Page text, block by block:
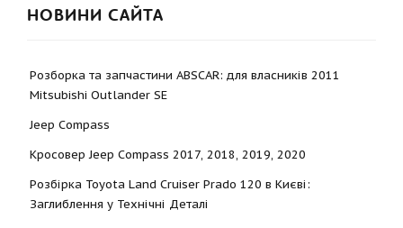
НОВИНИ САЙТА
Розборка та запчастини ABSCAR: для власників 2011
Mitsubishi Outlander SE
Jeep Compass
Кросовер Jeep Compass 2017, 2018, 2019, 2020
Розбірка Toyota Land Cruiser Prado 120 в Києві:
Заглиблення у Технічні Деталі